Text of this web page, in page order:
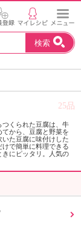
検索
25品
くられた豆腐は、牛
から、豆腐と野菜を
た豆腐に味付けした
で簡単に料理できる
にピッタリ。人気の